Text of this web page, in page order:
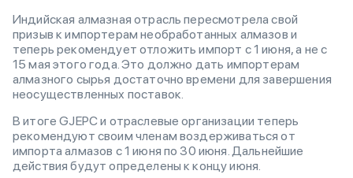
Индийская алмазная отрасль пересмотрела свой
призыв к импортерам необработанных алмазов и
теперь рекомендует отложить импорт с 1 июня, а не с
15 мая этого года. Это должно дать импортерам
алмазного сырья достаточно времени для завершения
неосуществленных поставок.
В итоге GJEPC и отраслевые организации теперь
рекомендуют своим членам воздерживаться от
импорта алмазов с 1 июня по 30 июня. Дальнейшие
действия будут определены к концу июня.